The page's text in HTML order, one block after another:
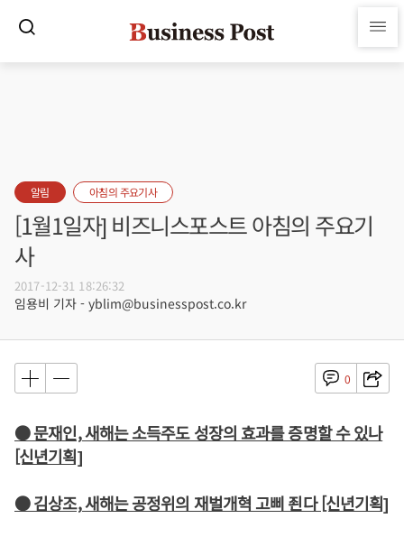
알림 아침의 주요기사
[1월1일자] 비즈니스포스트 아침의 주요기
사
2017-12-31 18:26:32
임용비 기자 - yblim@businesspost.co.kr
0
● 문재인, 새해는 소득주도 성장의 효과를 증명할 수 있나
[신년기획]
● 김상조, 새해는 공정위의 재벌개혁 고삐 죈다 [신년기획]